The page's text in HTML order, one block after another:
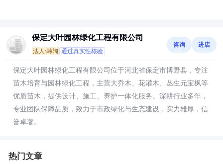
保定大叶园林绿化工程有限公司
法人:韩阔 通过真实性核验
咨询 进店
保定大叶园林绿化工程有限公司位于河北省保定市博野县，专注
苗木培育与园林绿化工程，主营大乔木、花灌木、丛生元宝枫等
优质苗木，提供设计、施工、养护一体化服务。深耕行业多年，
专业团队保障品质，致力于市政绿化与生态建设，实力雄厚，信
誉卓著。
热门文章